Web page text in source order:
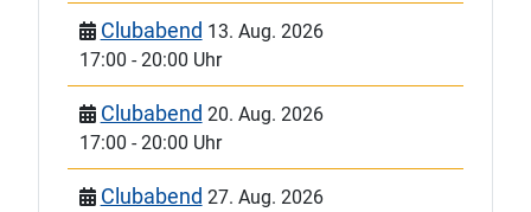
Clubabend 13. Aug. 2026
17:00 -20:00 Uhr
Clubabend 20. Aug. 2026
17:00 -20:00 Uhr
Clubabend 27. Aug. 2026